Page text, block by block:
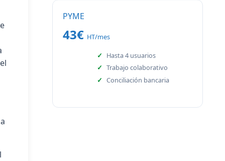
PYME
43€ HT/mes
Hasta 4 usuarios
Trabajo colaborativo
Conciliación bancaria